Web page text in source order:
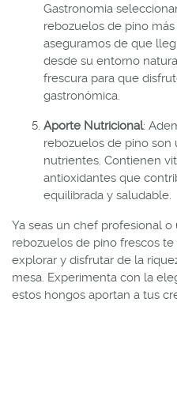
Gastronomia
rebozuelos de pino
aseguramos de que
desde su entorno
frescura para que
gastronómica.
Aporte Nutricional:
rebozuelos de pino
nutrientes. Contienen
antioxidantes que
equilibrada y saludable.
Ya seas un chef profesional
rebozuelos de pino frescos
explorar y disfrutar de la
mesa. Experimenta con la
estos hongos aportan a tus